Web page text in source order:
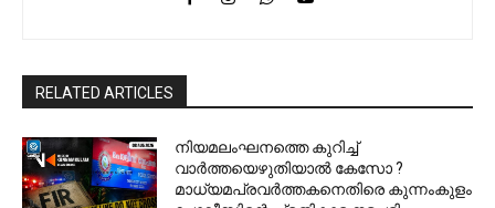
RELATED ARTICLES
നിയമലംഘനത്തെ കുറിച്ച്
വാർത്തയെഴുതിയാൽ കേസോ ?
മാധ്യമപ്രവർത്തകനെതിരെ കുന്നംകുളം